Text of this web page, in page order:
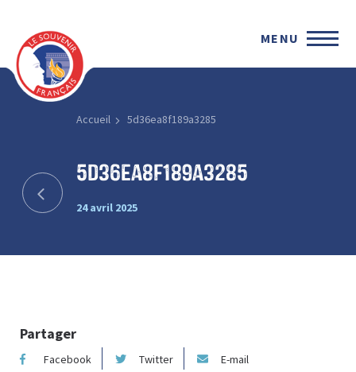
MENU
Accueil 5d36ea8f189a3285
5d36ea8f189a3285
24 avril 2025
Partager
Facebook Twitter E-mail